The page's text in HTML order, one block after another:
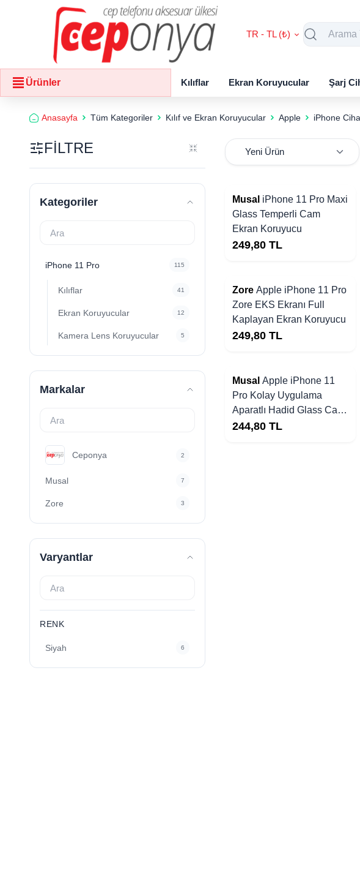
TR - TL (₺)
Ürünler Kılıflar Ekran Koruyucular Şarj
Anasayfa Tüm Kategoriler Kılıf ve Ekran Koruyucular Apple iPhone
FİLTRE
Kategoriler
iPhone 11 Pro 115
Kılıflar 41
Ekran Koruyucular 12
Kamera Lens Koruyucular 5
Markalar
Ceponya 2
Musal 7
Zore 3
Varyantlar
RENK
Siyah 6
Musal iPhone 11 Pro Maxi
Glass Temperli Cam
Ekran Koruyucu
249,80 TL
Zore Apple iPhone 11 Pro
Zore EKS Ekranı Full
Kaplayan Ekran Koruyucu
249,80 TL
Musal Apple iPhone 11
Pro Kolay Uygulama
Aparatlı Hadid Glass Cam
Ekran Koruyucu
244,80 TL